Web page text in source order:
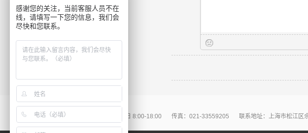
86-021-57667108 周一至周日 8:00-18:00 传真：021-33559205 联系地址：上海市松江区
感谢您的关注，当前客服人员不在
线，请填写一下您的信息，我们会
尽快和您联系。